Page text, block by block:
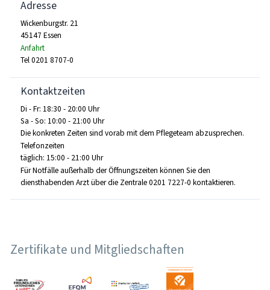
Adresse
Wickenburgstr. 21
45147 Essen
Anfahrt
Tel 0201 8707-0
Kontaktzeiten
Di - Fr: 18:30 - 20:00 Uhr
Sa - So: 10:00 - 21:00 Uhr
Die konkreten Zeiten sind vorab mit dem Pflegeteam abzusprechen.
Telefonzeiten
täglich: 15:00 - 21:00 Uhr
Für Notfälle außerhalb der Öffnungszeiten können Sie den
diensthabenden Arzt über die Zentrale 0201 7227-0 kontaktieren.
Zertifikate und Mitgliedschaften